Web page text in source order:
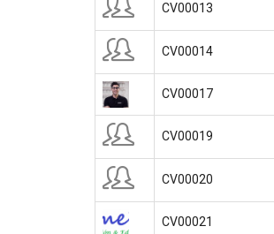
CV00013
CV00014
CV00017
CV00019
CV00020
CV00021